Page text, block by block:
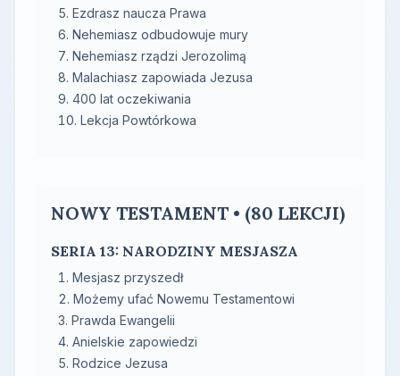
Ezdrasz naucza Prawa
Nehemiasz odbudowuje mury
Nehemiasz rządzi Jerozolimą
Malachiasz zapowiada Jezusa
400 lat oczekiwania
Lekcja Powtórkowa
NOWY TESTAMENT • (80 LEKCJI)
SERIA 13: NARODZINY MESJASZA
Mesjasz przyszedł
Możemy ufać Nowemu Testamentowi
Prawda Ewangelii
Anielskie zapowiedzi
Rodzice Jezusa